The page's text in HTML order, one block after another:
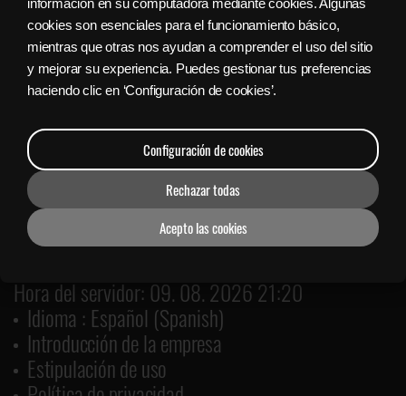
cookies son esenciales para el funcionamiento básico,
mientras que otras nos ayudan a comprender el uso del sitio
y mejorar su experiencia. Puedes gestionar tus preferencias
haciendo clic en ‘Configuración de cookies’.
Configuración de cookies
Rechazar todas
Acepto las cookies
Sign in with Facebook
Bajar gratis el Lanzador Nyx
Hora del servidor: 09. 08. 2026 21:20
Idioma : Español (Spanish)
Introducción de la empresa
Estipulación de uso